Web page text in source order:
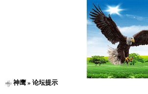
神鹰» 论坛提示